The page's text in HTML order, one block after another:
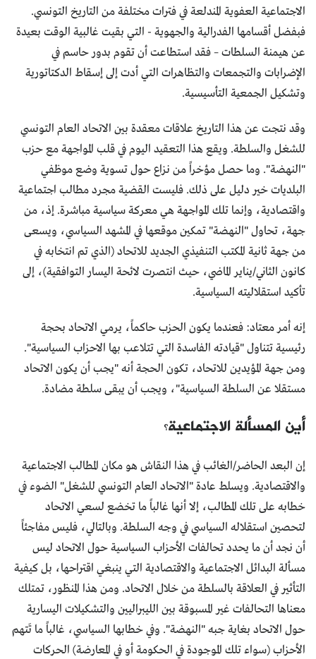
الاجتماعية العفوية المندلعة في فترات مختلفة من التاريخ التونسي.
فبفضل أقسامها الفدرالية والجهوية - التي بقيت غالبية الوقت بعيدة
عن هيمنة السلطات – فقد استطاعت أن تقوم بدور حاسم في
الإضرابات والتجمعات والتظاهرات التي أدت إلى إسقاط الدكتاتورية
وتشكيل الجمعية التأسيسية.
وقد نتجت عن هذا التاريخ علاقات معقدة بين الاتحاد العام التونسي
للشغل والسلطة. ويقع هذا التعقيد اليوم في قلب المواجهة مع حزب
"النهضة". وما حصل مؤخراً من نزاع حول تسوية وضع موظفي
البلديات خير دليل على ذلك. فليست القضية مجرد مطالب اجتماعية
واقتصادية، وإنما تلك المواجهة هي معركة سياسية مباشرة. إذ، من
جهة، تحاول "النهضة" تمكين موقعها في المشهد السياسي، ويسعى
من جهة ثانية المكتب التنفيذي الجديد للاتحاد (الذي تم انتخابه في
كانون الثاني/يناير الماضي، حيث انتصرت لائحة اليسار التوافقية)، إلى
تأكيد استقلاليته السياسية.
إنه أمر معتاد: فعندما يكون الحزب حاكماً، يرمي الاتحاد بحجة
رئيسية تتناول "قيادته الفاسدة التي تتلاعب بها الاحزاب السياسية".
ومن جهة المؤيدين للاتحاد، تكون الحجة أنه "يجب أن يكون الاتحاد
مستقلا عن السلطة السياسية"، ويجب أن يبقى سلطة مضادة.
أين المسألة الاجتماعية؟
إن البعد الحاضر/الغائب في هذا النقاش هو مكان المطالب الاجتماعية
والاقتصادية. ويسلط عادة "الاتحاد العام التونسي للشغل" الضوء في
خطابه على تلك المطالب، إلا أنها غالباً ما تخضع لسعي الاتحاد
لتحصين استقلاله السياسي في وجه السلطة. وبالتالي، فليس مفاجئاً
أن نجد أن ما يحدد تحالفات الأحزاب السياسية حول الاتحاد ليس
مسألة البدائل الاجتماعية والاقتصادية التي ينبغي اقتراحها، بل كيفية
التأثير في العلاقة بالسلطة من خلال الاتحاد. ومن هذا المنظور، تمتلك
معناها التحالفات غير المسبوقة بين الليبراليين والتشكيلات اليسارية
حول الاتحاد بغاية جبه "النهضة". وفي خطابها السياسي، غالباً ما تَتهم
الأحزاب (سواء تلك الموجودة في الحكومة أو في المعارضة) الحركات